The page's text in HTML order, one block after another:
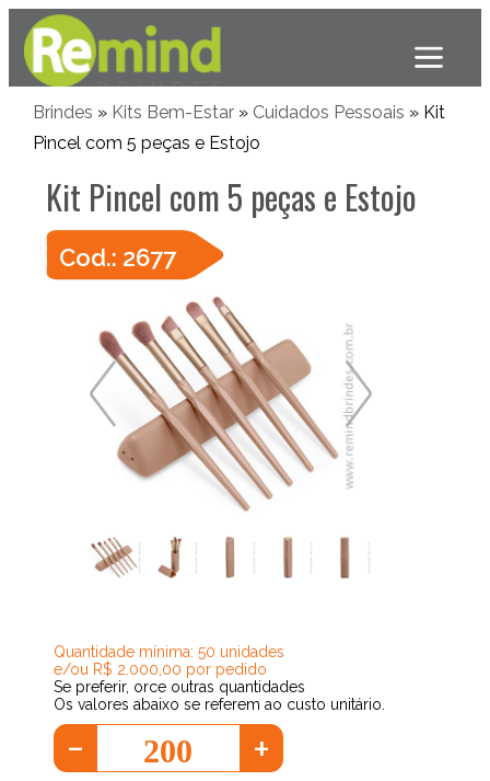
Brindes » Kits Bem-Estar» Cuidados Pessoais » Kit
Pincel com 5 peças e Estojo
Kit Pincel com 5 peças e Estojo
Cod.: 2677
Quantidade mínima: 50 unidades
e/ou R$ 2.000,00 por pedido
Se preferir, orce outras quantidades
Os valores abaixo se referem ao custo unitário.
- +